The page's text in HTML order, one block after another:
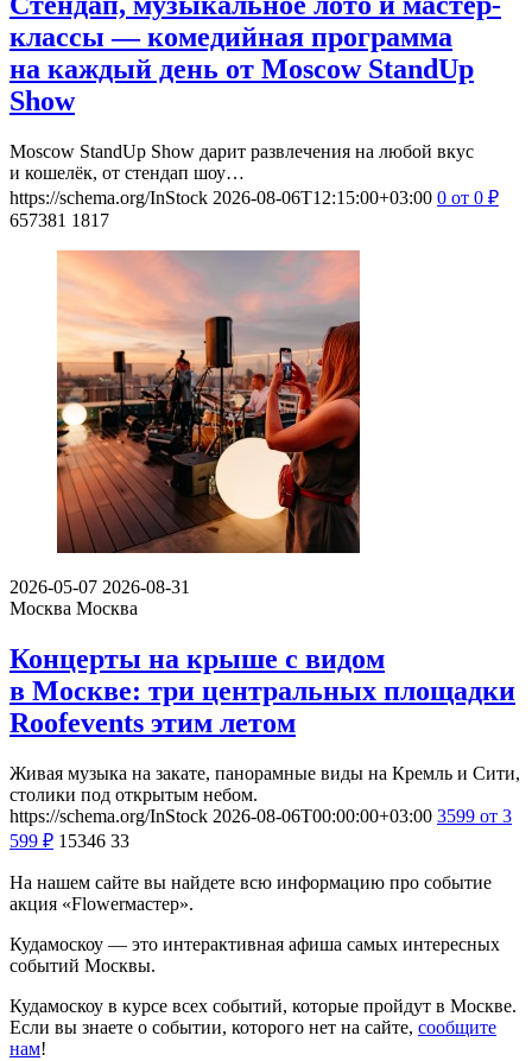
классы — комедийная программа
на каждый день от Moscow StandUp
Show
Moscow StandUp Show дарит развлечения на любой вкус
и кошелёк, от стендап шоу…
https://schema.org/InStock 2026-08-06T12:15:00+03:00 0 от 0 ₽
657381 1817
2026-05-07 2026-08-31
Москва Москва
Концерты на крыше с видом
в Москве: три центральных площадки
Roofevents этим летом
Живая музыка на закате, панорамные виды на Кремль и Сити,
столики под открытым небом.
https://schema.org/InStock 2026-08-06T00:00:00+03:00 3599 от 3
599 ₽ 15346 33
На нашем сайте вы найдете всю информацию про событие
акция «Flowerмастер».
Кудамоскоу — это интерактивная афиша самых интересных
событий Москвы.
Кудамоскоу в курсе всех событий, которые пройдут в Москве.
Если вы знаете о событии, которого нет на сайте, сообщите
нам!